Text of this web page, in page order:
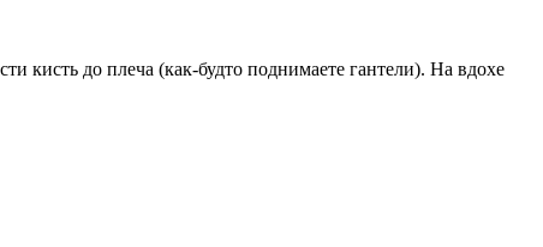
кисть до плеча (как-будто поднимаете гантели). На вдохе